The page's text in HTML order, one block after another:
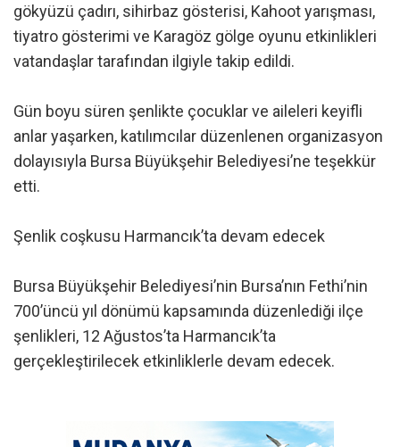
gökyüzü çadırı, sihirbaz gösterisi, Kahoot yarışması,
tiyatro gösterimi ve Karagöz gölge oyunu etkinlikleri
vatandaşlar tarafından ilgiyle takip edildi.
Gün boyu süren şenlikte çocuklar ve aileleri keyifli
anlar yaşarken, katılımcılar düzenlenen organizasyon
dolayısıyla Bursa Büyükşehir Belediyesi’ne teşekkür
etti.
Şenlik coşkusu Harmancık’ta devam edecek
Bursa Büyükşehir Belediyesi’nin Bursa’nın Fethi’nin
700’üncü yıl dönümü kapsamında düzenlediği ilçe
şenlikleri, 12 Ağustos’ta Harmancık’ta
gerçekleştirilecek etkinliklerle devam edecek.